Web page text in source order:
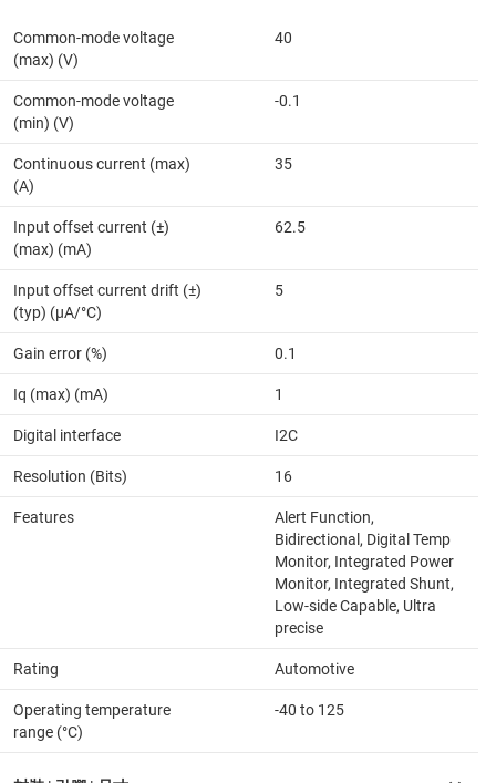
Common-mode voltage
(max) (V)
40
Common-mode voltage
(min) (V)
-0.1
Continuous current (max)
(A)
35
Input offset current (±)
(max) (mA)
62.5
Input offset current drift (±)
(typ) (µA/°C)
5
Gain error (%) 0.1
Iq (max) (mA) 1
Digital interface I2C
Resolution (Bits) 16
Features
Alert Function,
Bidirectional, Digital Temp
Monitor, Integrated Power
Monitor, Integrated Shunt,
Low-side Capable, Ultra
precise
Rating Automotive
Operating temperature
range (°C)
-40 to 125